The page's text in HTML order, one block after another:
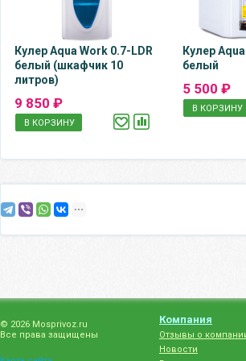
Кулер Aqua Work 0.7-LDR
белый (шкафчик 10
литров)
9 850 ₽
В КОРЗИНУ
Кулер
белый
5 500 ₽
В КОРЗИНУ
© 2026 Mosprivoz.ru
Все права защищены
Компания
Отзывы о
Новости